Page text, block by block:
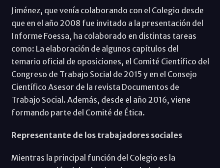
Jiménez, que venía colaborando con el Colegio desde
que en el año 2008 fue invitado a la presentación del
Informe Foessa, ha colaborado en distintas tareas
como: La elaboración de algunos capítulos del
temario oficial de oposiciones, el Comité Científico del
Congreso de Trabajo Social de 2015 y en el Consejo
Científico Asesor de la revista Documentos de
Trabajo Social. Además, desde el año 2016, viene
formando parte del Comité de Ética.
Representante de los trabajadores sociales
Mientras la principal función del Colegio es la